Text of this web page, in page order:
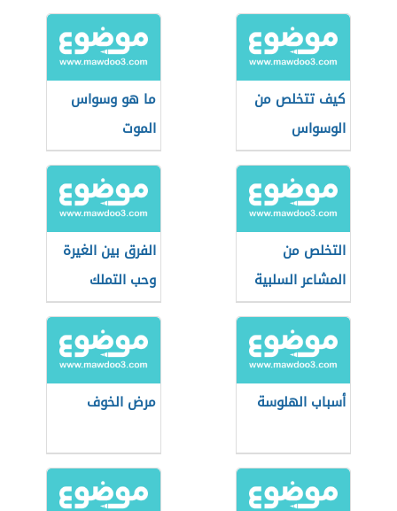
كيف تتخلص من
الوسواس
ما هو وسواس
الموت
التخلص من
المشاعر السلبية
الفرق بين الغيرة
وحب التملك
أسباب الهلوسة مرض الخوف